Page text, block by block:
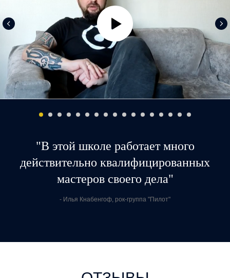
"В этой школе работает много
действительно квалифицированных
мастеров своего дела"
- Илья Кнабенгоф, рок-группа "Пилот"